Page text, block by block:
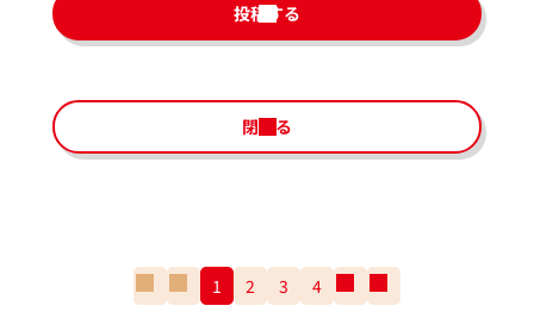
投稿する
閉じる
1 2 3 4